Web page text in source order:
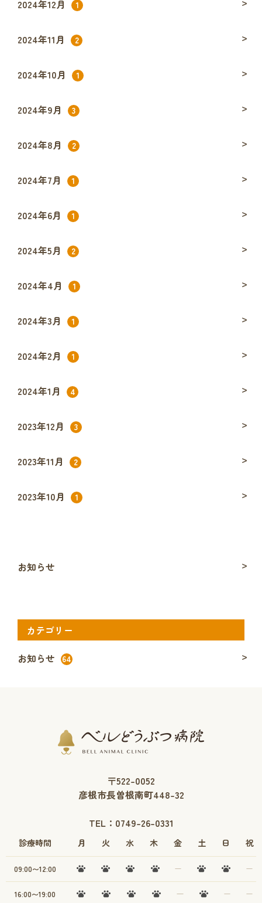
2024年12月 1
2024年11月 2
2024年10月 1
2024年9月 3
2024年8月 2
2024年7月 1
2024年6月 1
2024年5月 2
2024年4月 1
2024年3月 1
2024年2月 1
2024年1月 4
2023年12月 3
2023年11月 2
2023年10月 1
お知らせ
カテゴリー
お知らせ
64
〒522-0052
彦根市長曽根南町448-32
TEL： 0749-26-0331
診療時間 月 火 水 木 金 土 日 祝
09:00〜12:00
16:00〜19:00